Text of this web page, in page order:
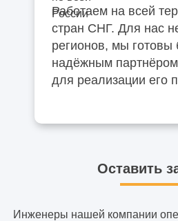
Работаем на всей
стран СНГ. Для нас
регионов, мы готовы
надёжным партнёром
для реализации его
Оставить
Инженеры нашей компании